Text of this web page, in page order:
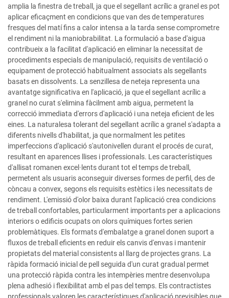
amplia la finestra de treball, ja que el segellant acrílic a granel es pot
aplicar eficaçment en condicions que van des de temperatures
fresques del matí fins a calor intensa a la tarda sense comprometre
el rendiment ni la maniobrabilitat. La formulació a base d'aigua
contribueix a la facilitat d'aplicació en eliminar la necessitat de
procediments especials de manipulació, requisits de ventilació o
equipament de protecció habitualment associats als segellants
basats en dissolvents. La senzillesa de neteja representa una
avantatge significativa en l'aplicació, ja que el segellant acrílic a
granel no curat s'elimina fàcilment amb aigua, permetent la
correcció immediata d'errors d'aplicació i una neteja eficient de les
eines. La naturalesa tolerant del segellant acrílic a granel s'adapta a
diferents nivells d'habilitat, ja que normalment les petites
imperfeccions d'aplicació s'autonivellen durant el procés de curat,
resultant en aparences llises i professionals. Les característiques
d'allisat romanen excel·lents durant tot el temps de treball,
permetent als usuaris aconseguir diverses formes de perfil, des de
còncau a convex, segons els requisits estètics i les necessitats de
rendiment. L'emissió d'olor baixa durant l'aplicació crea condicions
de treball confortables, particularment importants per a aplicacions
interiors o edificis ocupats on olors químiques fortes serien
problemàtiques. Els formats d'embalatge a granel donen suport a
fluxos de treball eficients en reduir els canvis d'envas i mantenir
propietats del material consistents al llarg de projectes grans. La
ràpida formació inicial de pell seguida d'un curat gradual permet
una protecció ràpida contra les intempèries mentre desenvolupa
plena adhesió i flexibilitat amb el pas del temps. Els contractistes